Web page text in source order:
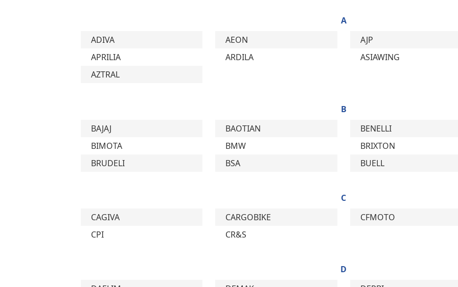
A
ADIVA
AEON
AJP
APRILIA
ARDILA
ASIAWING
AZTRAL
B
BAJAJ
BAOTIAN
BENELLI
BIMOTA
BMW
BRIXTON
BRUDELI
BSA BUELL
C
CAGIVA
CARGOBIKE
CFMOTO
CPI
CR&S
D